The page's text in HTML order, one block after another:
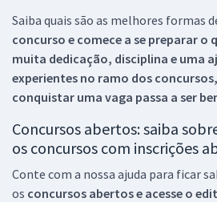
Saiba quais são as melhores formas
concurso e comece a se preparar o
muita dedicação, disciplina e uma
experientes no ramo dos
conquistar uma vaga passa a ser
Concursos abertos: saiba
os concursos com inscrições
Conte com a nossa ajuda para ficar
os concursos abertos e acesse o